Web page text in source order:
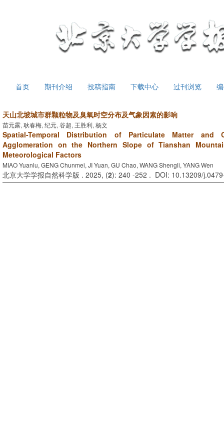
首页 期刊介绍 投稿指南 下载中心 过刊浏览
天山北坡城市群颗粒物及臭氧时空分布及气象因素的影响
苗元露, 耿春梅, 纪元, 谷超, 王胜利, 杨文
Spatial-Temporal Distribution of Particulate Matter
Agglomeration on the Northern Slope of Tianshan
Meteorological Factors
MIAO Yuanlu, GENG Chunmei, JI Yuan, GU Chao, WANG Shengli, YANG Wen
北京大学学报自然科学版 . 2025, (2): 240 -252 . DOI: 10.13209/